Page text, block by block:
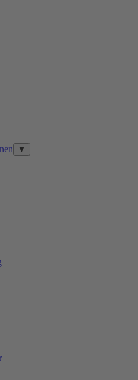
▼